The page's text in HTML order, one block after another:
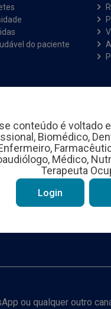
conteúdo é voltado
Biomédico,
Médico,
Terapeuta
Login
do paciente
ou qualquer outro